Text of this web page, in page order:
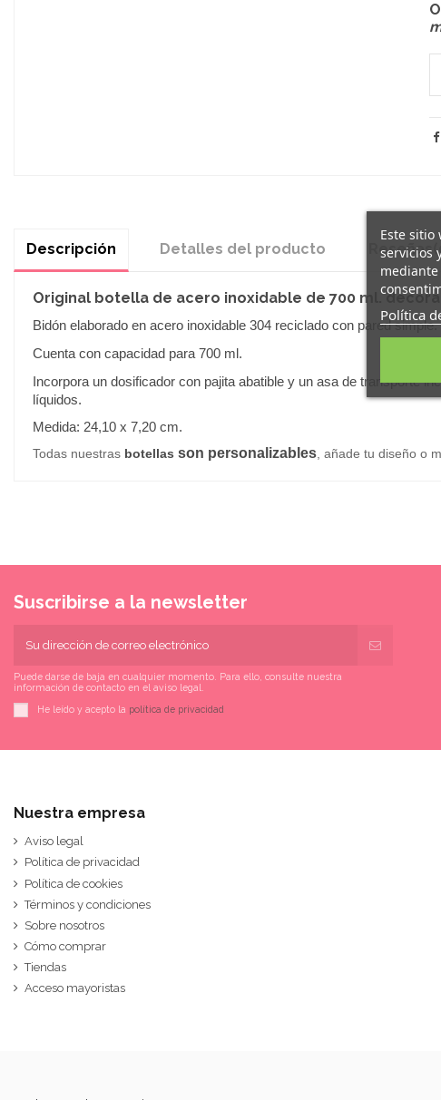
Descripción Detalles del producto Reseñas
Originalbotella de acero inoxidable de 700 ml.
Bidón elaborado en acero inoxidable 304 reciclado con pared simple.
Cuenta con capacidad para 700 ml.
Incorpora un dosificador con pajita abatible y un asa de transporte
líquidos.
Medida: 24,10 x 7,20 cm.
Todas nuestrasbotellas son personalizables, añade tu diseño o
Suscribirse a la newsletter
Puede darse de baja en cualquier momento. Para ello, consulte nuestra
información de contacto en el aviso legal.
He leído y acepto la política de privacidad
Nuestra empresa
Aviso legal
Política de privacidad
Política de cookies
Términos y condiciones
Sobre nosotros
Cómo comprar
Tiendas
Acceso mayoristas
Este sitio
servicios
Política